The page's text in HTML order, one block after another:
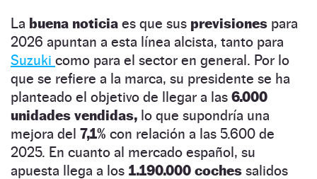
La buena noticia es que sus previsiones para
2026 apuntan a esta línea alcista, tanto para
Suzuki como para el sector en general. Por lo
que se refiere a la marca, su presidente se ha
planteado el objetivo de llegar a las 6.000
unidades vendidas, lo que supondría una
mejora del 7,1% con relación a las 5.600 de
2025. En cuanto al mercado español, su
apuesta llega a los 1.190.000 coches salidos